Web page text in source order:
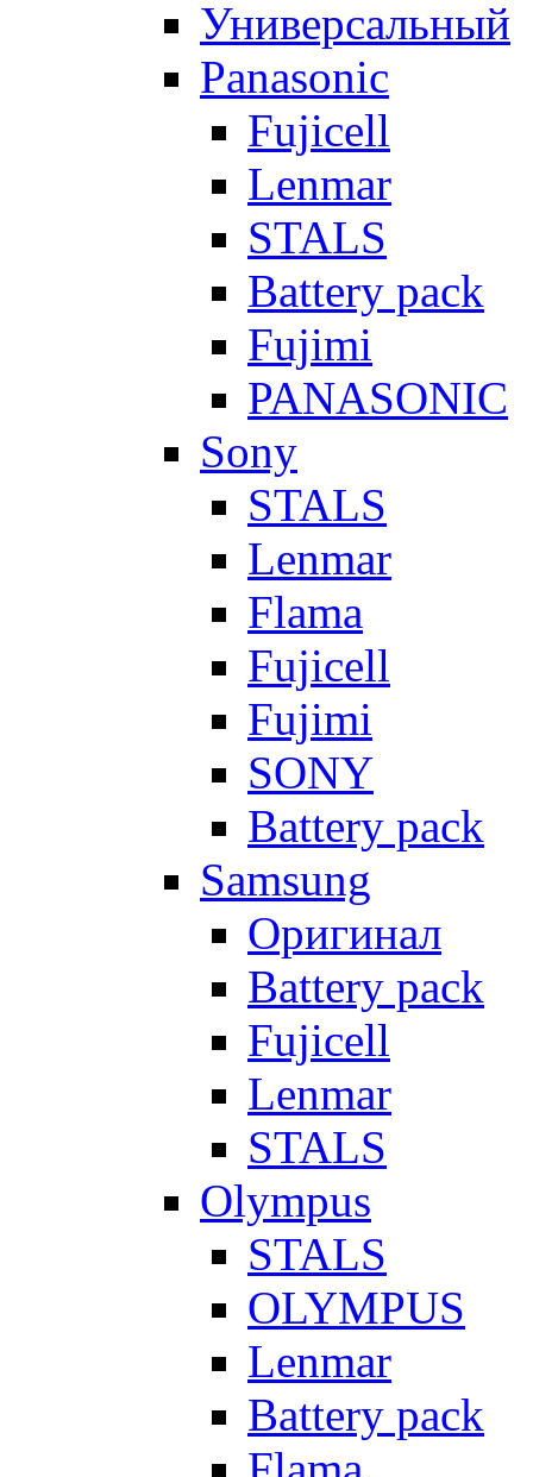
Универсальный
Panasonic
Fujicell
Lenmar
STALS
Battery pack
Fujimi
PANASONIC
Sony
STALS
Lenmar
Flama
Fujicell
Fujimi
SONY
Battery pack
Samsung
Оригинал
Battery pack
Fujicell
Lenmar
STALS
Olympus
STALS
OLYMPUS
Lenmar
Battery pack